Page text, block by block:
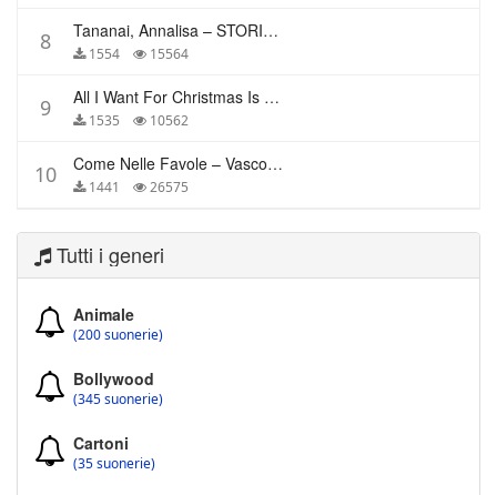
8 Tananai, Annalisa – STORIE BREVI
1554 15564
9 All I Want For Christmas Is You – Mariah Carey
1535 10562
10 Come Nelle Favole – Vasco Rossi
1441 26575
Tutti i generi
Animale
(200 suonerie)
Bollywood
(345 suonerie)
Cartoni
(35 suonerie)